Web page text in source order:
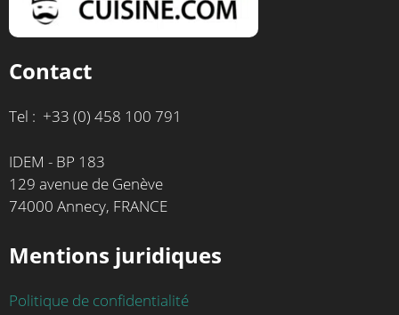
Contact
Tel : +33 (0) 458 100 791
IDEM - BP 183
129 avenue de Genève
74000 Annecy, FRANCE
Mentions juridiques
Politique de confidentialité